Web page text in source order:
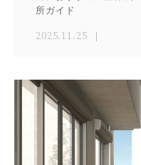
所ガイド
2025.11.25